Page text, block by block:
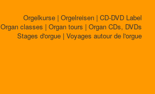
Orgelkurse | Orgelreisen | CD-DVD Label
Organ classes | Organ tours | Organ CDs, DVDs
Stages d'orgue | Voyages autour de l'orgue